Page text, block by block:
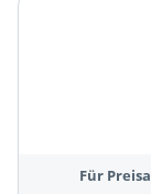
Für